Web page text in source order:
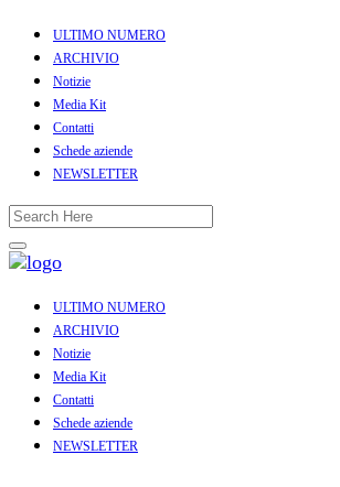
ULTIMO NUMERO
ARCHIVIO
Notizie
Media Kit
Contatti
Schede aziende
NEWSLETTER
ULTIMO NUMERO
ARCHIVIO
Notizie
Media Kit
Contatti
Schede aziende
NEWSLETTER